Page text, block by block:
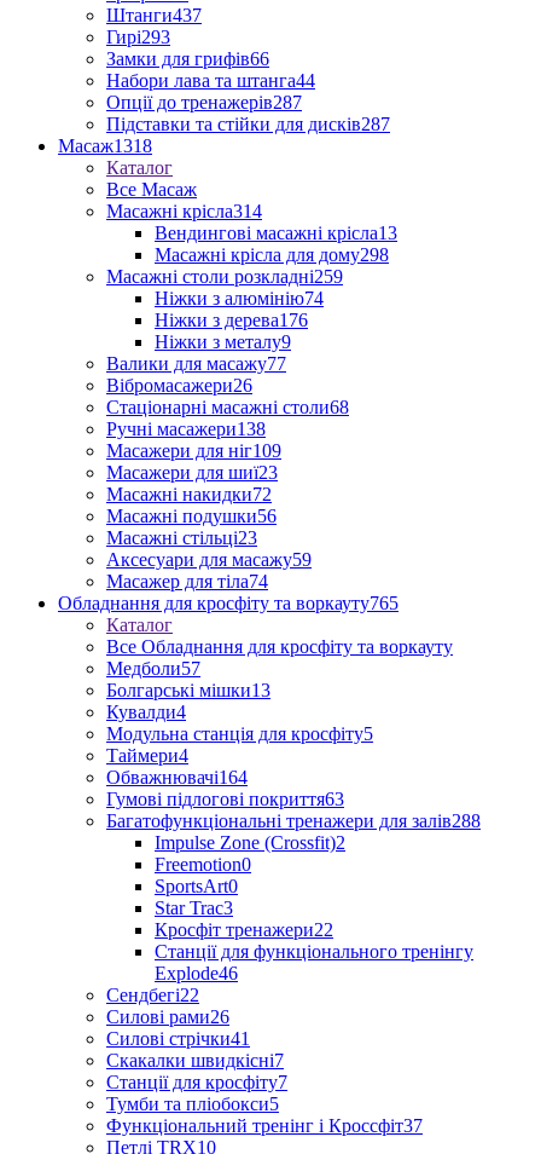
Штанги437
Гирі293
Замки для грифів66
Набори лава та штанга44
Опції до тренажерів287
Підставки та стійки для дисків287
Масаж1318
Каталог
Все Масаж
Масажні крісла314
Вендингові масажні крісла13
Масажні крісла для дому298
Масажні столи розкладні259
Ніжки з алюмінію74
Ніжки з дерева176
Ніжки з металу9
Валики для масажу77
Вібромасажери26
Стаціонарні масажні столи68
Ручні масажери138
Масажери для ніг109
Масажери для шиї23
Масажні накидки72
Масажні подушки56
Масажні стільці23
Аксесуари для масажу59
Масажер для тіла74
Обладнання для кросфіту та воркауту765
Каталог
Все Обладнання для кросфіту та воркауту
Медболи57
Болгарські мішки13
Кувалди4
Модульна станція для кросфіту5
Таймери4
Обважнювачі164
Гумові підлогові покриття63
Багатофункціональні тренажери для залів288
Impulse Zone (Crossfit)2
Freemotion0
SportsArt0
Star Trac3
Кросфіт тренажери22
Станції для функціонального тренінгу
Explode46
Сендбегі22
Силові рами26
Силові стрічки41
Скакалки швидкісні7
Станції для кросфіту7
Тумби та пліобокси5
Функціональний тренінг і Кроссфіт37
Петлі TRX10